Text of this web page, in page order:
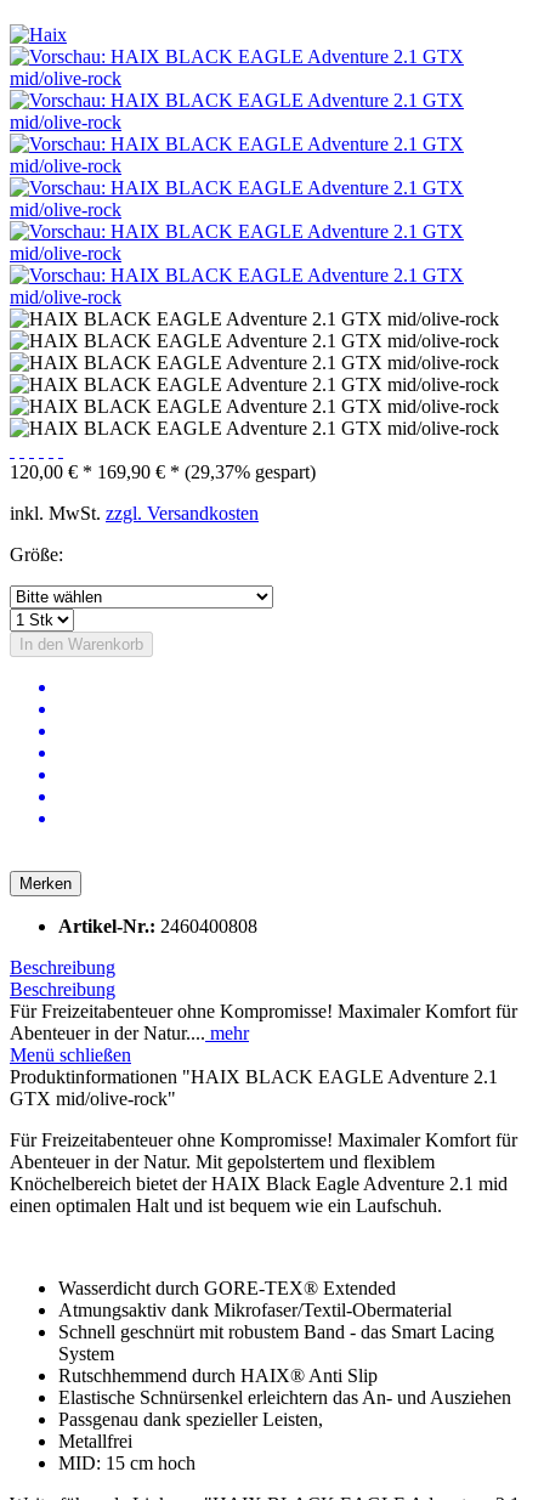
120,00 € * 169,90 € * (29,37% gespart)
inkl. MwSt. zzgl. Versandkosten
Größe:
In den Warenkorb
Merken
Artikel-Nr.: 2460400808
Beschreibung
Beschreibung
Für Freizeitabenteuer ohne Kompromisse! Maximaler Komfort für
Abenteuer in der Natur.... mehr
Menü schließen
Produktinformationen "HAIX BLACK EAGLE Adventure 2.1
GTX mid/olive-rock"
Für Freizeitabenteuer ohne Kompromisse! Maximaler Komfort für
Abenteuer in der Natur. Mit gepolstertem und flexiblem
Knöchelbereich bietet der HAIX Black Eagle Adventure 2.1 mid
einen optimalen Halt und ist bequem wie ein Laufschuh.
Wasserdicht durch GORE-TEX® Extended
Atmungsaktiv dank Mikrofaser/Textil-Obermaterial
Schnell geschnürt mit robustem Band - das Smart Lacing
System
Rutschhemmend durch HAIX® Anti Slip
Elastische Schnürsenkel erleichtern das An- und Ausziehen
Passgenau dank spezieller Leisten,
Metallfrei
MID: 15 cm hoch